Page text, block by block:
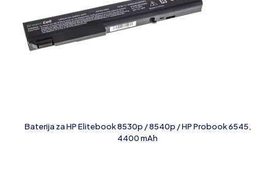
Baterija za HP Elitebook 8530p / 8540p / HP Probook 6545,
4400 mAh